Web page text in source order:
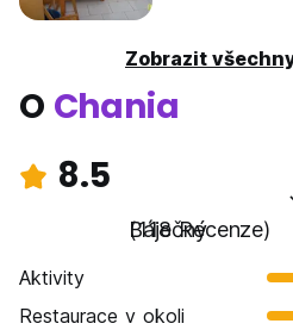
Zobrazit
O Chania
8.5
Báječný
(118 Recenze)
Aktivity
Restaurace v okoli